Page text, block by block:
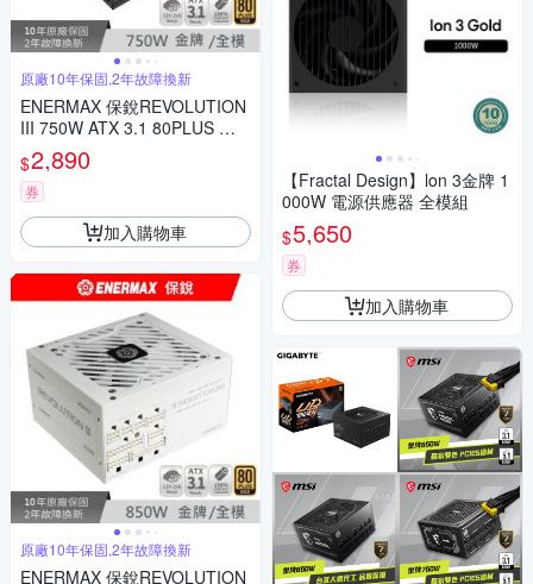
原廠10年保固,2年故障換新
ENERMAX 保銳REVOLUTION
III 750W ATX 3.1 80PLUS 金
牌 電源供應器
$2,890
券
加入購物車
原廠10年保固,2年故障換新
ENERMAX 保銳REVOLUTION
【Fractal Design】lon 3金牌 1
000W 電源供應器 全模組
$5,650
券
加入購物車